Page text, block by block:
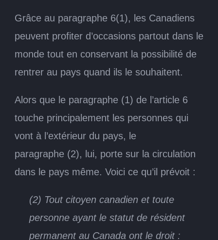
Grâce au paragraphe 6(1), les Canadiens
peuvent profiter d’occasions partout dans le
monde tout en conservant la possibilité de
rentrer au pays quand ils le souhaitent.
Alors que le paragraphe (1) de l’article 6
touche principalement les personnes qui
vont à l’extérieur du pays, le
paragraphe (2), lui, porte sur la circulation
dans le pays même. Voici ce qu’il prévoit :
(2) Tout citoyen canadien et toute
personne ayant le statut de résident
permanent au Canada ont le droit :